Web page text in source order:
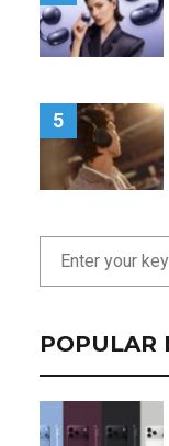
5
POPULAR